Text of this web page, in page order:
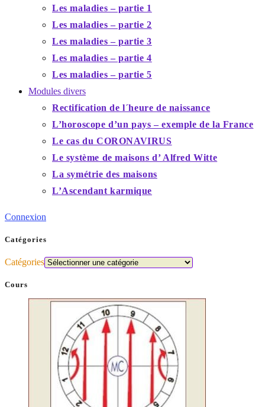
Les maladies – partie 1
Les maladies – partie 2
Les maladies – partie 3
Les maladies – partie 4
Les maladies – partie 5
Modules divers
Rectification de l´heure de naissance
L’horoscope d’un pays – exemple de la France
Le cas du CORONAVIRUS
Le système de maisons d’ Alfred Witte
La symétrie des maisons
L’Ascendant karmique
Connexion
Catégories
Catégories
Cours